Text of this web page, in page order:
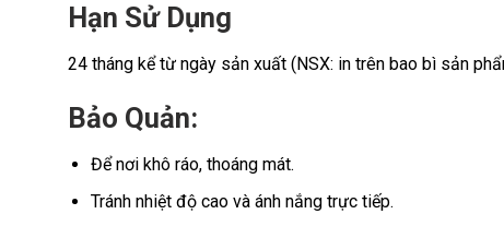
Hạn Sử Dụng
24 tháng kể từ ngày sản xuất (NSX: in trên bao bì sản
Bảo Quản:
Để nơi khô ráo, thoáng mát.
Tránh nhiệt độ cao và ánh nắng trực tiếp.